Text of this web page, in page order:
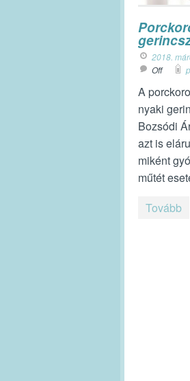
2018.
Off
A
nyaki
Bozsódi
azt is
miként
műtét
Tovább